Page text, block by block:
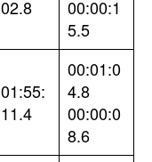
02.8
00:00:1
5.5
01:55:
11.4
00:01:0
4.8
00:00:0
8.6